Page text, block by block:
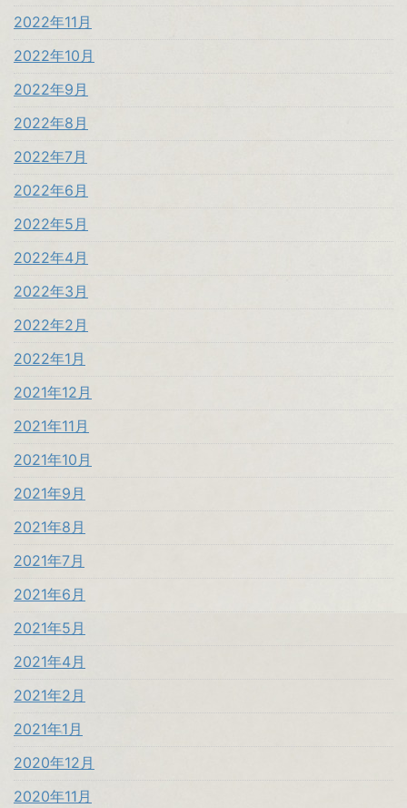
2022年11月
2022年10月
2022年9月
2022年8月
2022年7月
2022年6月
2022年5月
2022年4月
2022年3月
2022年2月
2022年1月
2021年12月
2021年11月
2021年10月
2021年9月
2021年8月
2021年7月
2021年6月
2021年5月
2021年4月
2021年2月
2021年1月
2020年12月
2020年11月